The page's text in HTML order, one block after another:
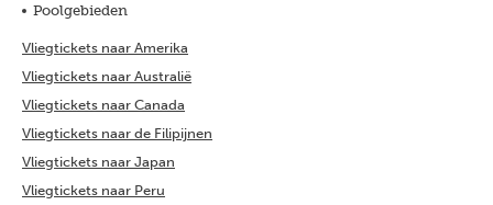
Poolgebieden
Vliegtickets naar Amerika
Vliegtickets naar Australië
Vliegtickets naar Canada
Vliegtickets naar de Filipijnen
Vliegtickets naar Japan
Vliegtickets naar Peru